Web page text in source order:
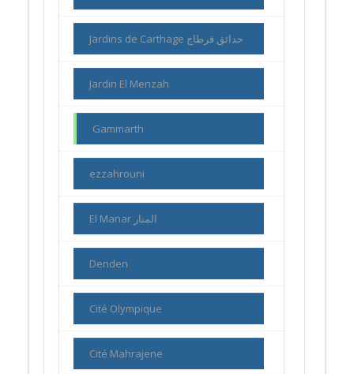
Jardins de Carthage حدائق قرطاج
Jardin El Menzah
Gammarth
ezzahrouni
El Manar المنار
Denden
Cité Olympique
Cité Mahrajene